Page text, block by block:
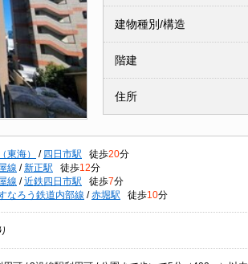
建物種別/構造
階建
住所
東海） / 四日市駅 徒歩20分
線 / 新正駅 徒歩12分
線 / 近鉄四日市駅 徒歩7分
なろう鉄道内部線 / 赤堀駅 徒歩10分